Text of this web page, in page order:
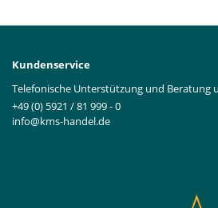
Kundenservice
Telefonische Unterstützung und Beratung
+49 (0) 5921 / 81 999 - 0
info@kms-handel.de